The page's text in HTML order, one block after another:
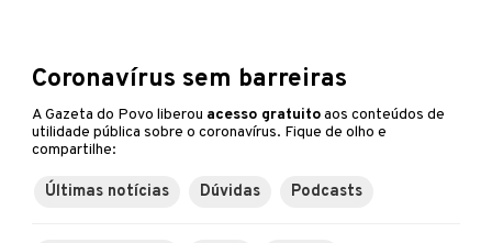
Coronavírus sem barreiras
A Gazeta do Povo liberou acesso gratuitoaos conteúdos de
utilidade pública sobre o coronavírus. Fique de olho e
compartilhe:
Últimas notícias Dúvidas Podcasts